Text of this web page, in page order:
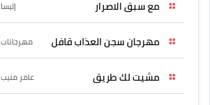
مع سبق الاصرار إليسا
مهرجان سجن العذاب قافل مهرجانات
مشيت لك طريق عامر منيب